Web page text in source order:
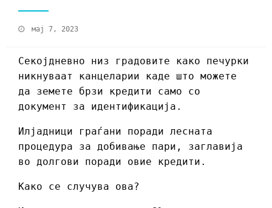
мај 7, 2023
Секојдневно низ градовите како печурки
никнуваат канцеларии каде што можете
да земете брзи кредити само со
документ за идентификација.
Илјадници граѓани поради лесната
процедура за добивање пари, заглавија
во долгови поради овие кредити.
Како се случува ова?